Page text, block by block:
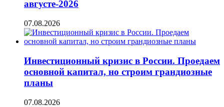
августе-2026
07.08.2026
Инвестиционный кризис в России. Проедаем
основной капитал, но строим грандиозные
планы
07.08.2026